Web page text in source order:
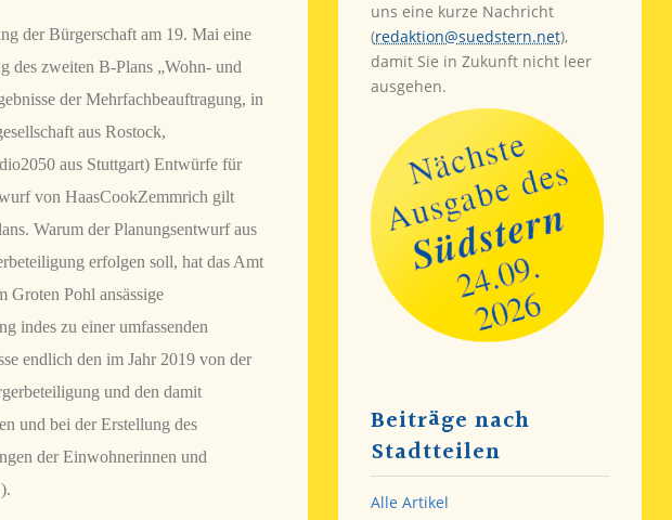
der Bürgerschaft am 19. Mai eine
des zweiten B-Plans „Wohn- und
der Mehrfachbeauftragung, in
aus Rostock,
aus Stuttgart) Entwürfe für
von HaasCookZemmrich gilt
Warum der Planungsentwurf aus
erfolgen soll, hat das Amt
Pohl ansässige
indes zu einer umfassenden
endlich den im Jahr 2019 von der
und den damit
und bei der Erstellung des
der Einwohnerinnen und
uns eine kurze Nachricht
(redaktion@suedstern.net),
damit Sie in Zukunft nicht leer
ausgehen.
Beiträge nach
Stadtteilen
Alle Artikel